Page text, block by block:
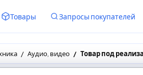
Товары Запросы покупателей
Аудио, видео Товар под